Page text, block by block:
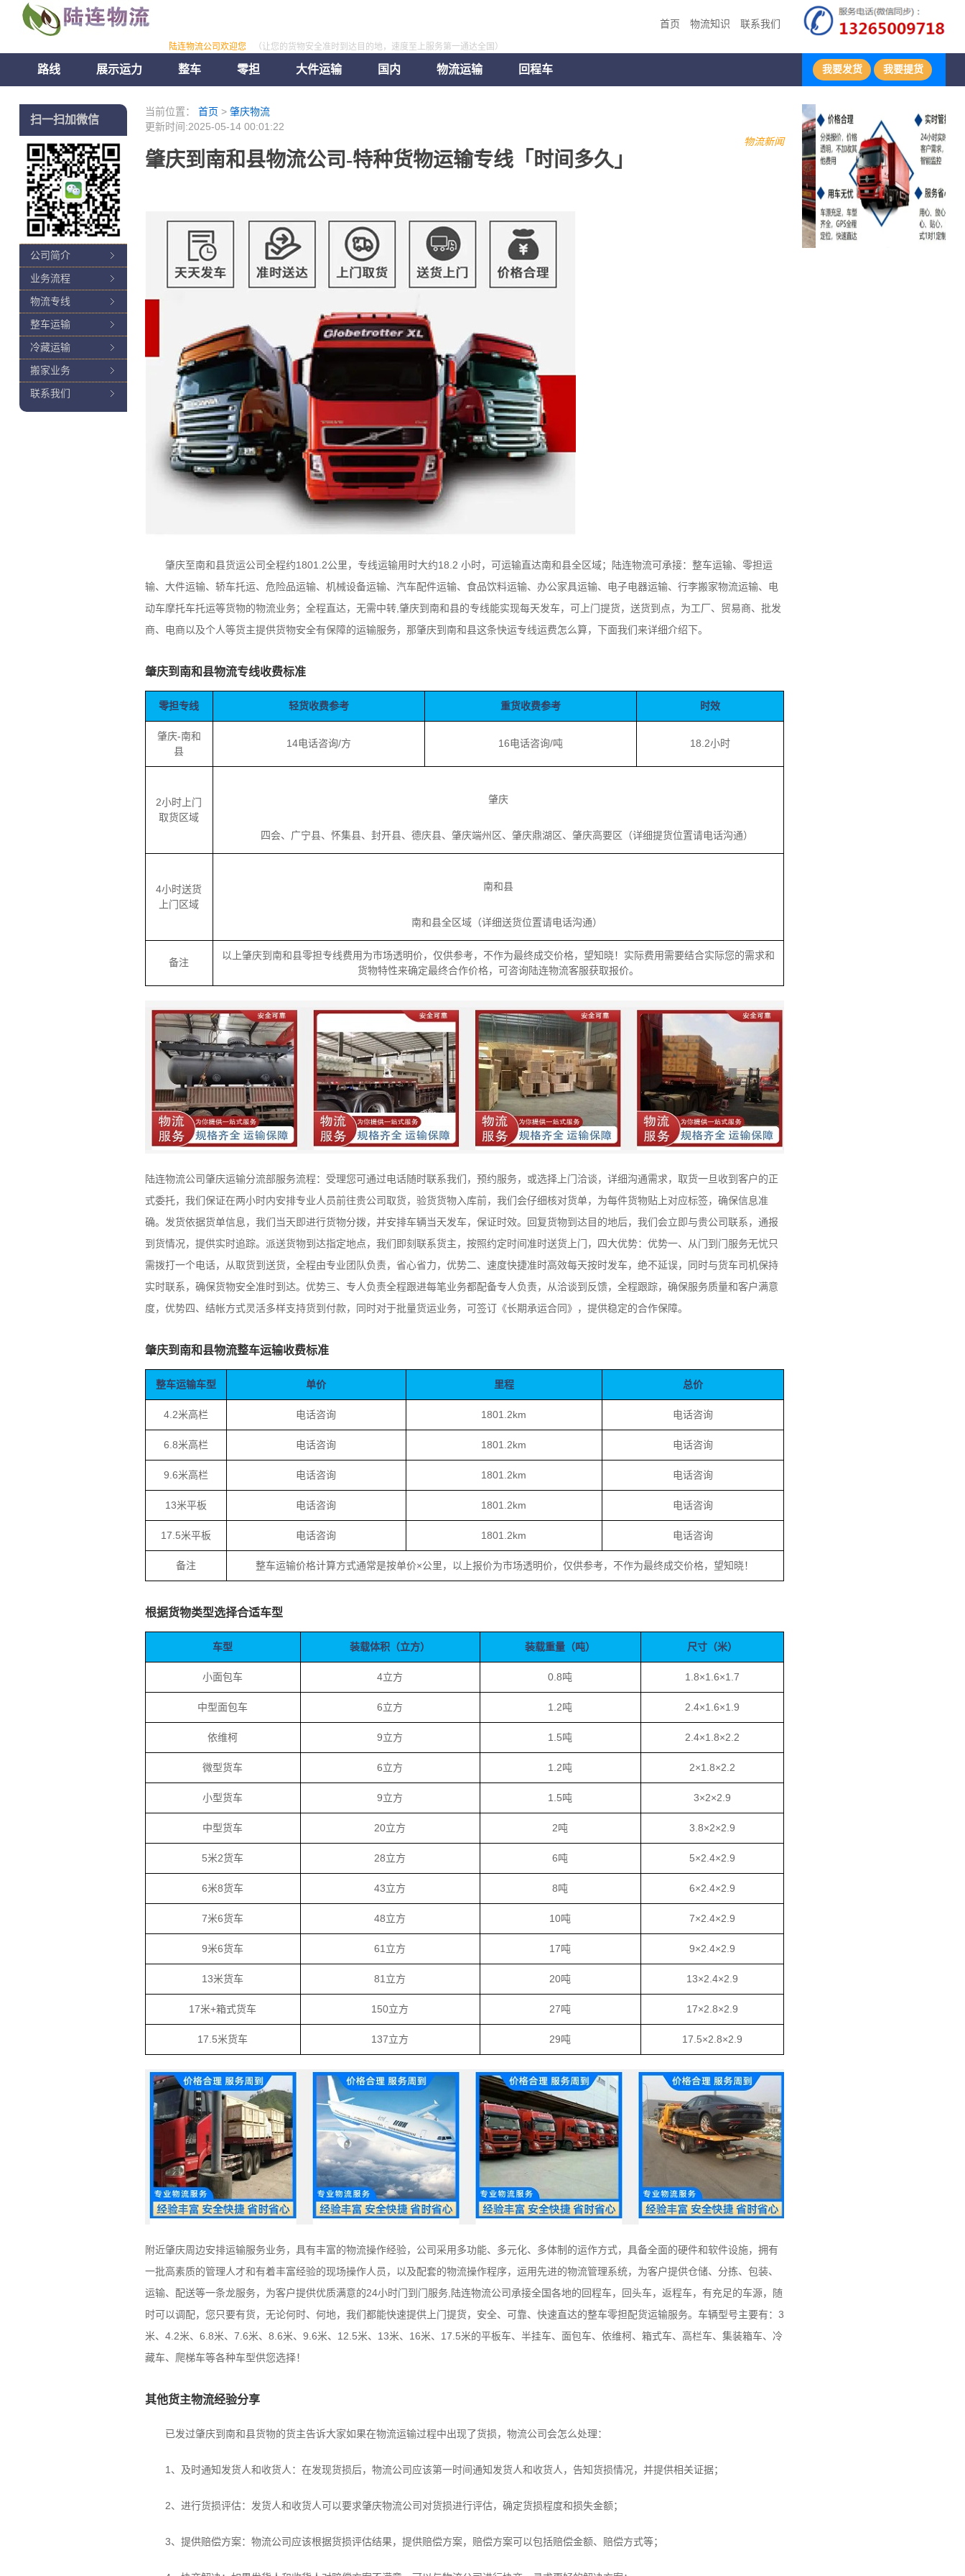
首页 物流知识 联系我们
陆连物流公司欢迎您 （让您的货物安全准时到达目的地，速度至上服务第一通达全国）
路线 展示运力 整车 零担 大件运输 国内 物流运输 回程车 我要发货 我要提货
当前位置： 首页 > 肇庆物流
更新时间:2025-05-14 00:01:22
物流新闻
肇庆到南和县物流公司-特种货物运输专线「时间多久」
肇庆至南和县货运公司全程约1801.2公里，专线运输用时大约18.2 小时，可运输直达南和县全区域；陆连物流可承接：整车运输、零担运
输、大件运输、轿车托运、危险品运输、机械设备运输、汽车配件运输、食品饮料运输、办公家具运输、电子电器运输、行李搬家物流运输、电
动车摩托车托运等货物的物流业务；全程直达，无需中转,肇庆到南和县的专线能实现每天发车，可上门提货，送货到点，为工厂、贸易商、批发
商、电商以及个人等货主提供货物安全有保障的运输服务，那肇庆到南和县这条快运专线运费怎么算，下面我们来详细介绍下。
肇庆到南和县物流专线收费标准
零担专线 轻货收费参考 重货收费参考 时效
肇庆-南和
县
14电话咨询/方 16电话咨询/吨 18.2小时
2小时上门
取货区域
肇庆
四会、广宁县、怀集县、封开县、德庆县、肇庆端州区、肇庆鼎湖区、肇庆高要区（详细提货位置请电话沟通）
4小时送货
上门区域
南和县
南和县全区域（详细送货位置请电话沟通）
备注
以上肇庆到南和县零担专线费用为市场透明价，仅供参考，不作为最终成交价格，望知晓！实际费用需要结合实际您的需求和
货物特性来确定最终合作价格，可咨询陆连物流客服获取报价。
陆连物流公司肇庆运输分流部服务流程：受理您可通过电话随时联系我们，预约服务，或选择上门洽谈，详细沟通需求，取货一旦收到客户的正
式委托，我们保证在两小时内安排专业人员前往贵公司取货，验货货物入库前，我们会仔细核对货单，为每件货物贴上对应标签，确保信息准
确。发货依据货单信息，我们当天即进行货物分拨，并安排车辆当天发车，保证时效。回复货物到达目的地后，我们会立即与贵公司联系，通报
到货情况，提供实时追踪。派送货物到达指定地点，我们即刻联系货主，按照约定时间准时送货上门，四大优势：优势一、从门到门服务无忧只
需拨打一个电话，从取货到送货，全程由专业团队负责，省心省力，优势二、速度快捷准时高效每天按时发车，绝不延误，同时与货车司机保持
实时联系，确保货物安全准时到达。优势三、专人负责全程跟进每笔业务都配备专人负责，从洽谈到反馈，全程跟踪，确保服务质量和客户满意
度，优势四、结帐方式灵活多样支持货到付款，同时对于批量货运业务，可签订《长期承运合同》，提供稳定的合作保障。
肇庆到南和县物流整车运输收费标准
整车运输车型 单价 里程 总价
4.2米高栏 电话咨询 1801.2km 电话咨询
6.8米高栏 电话咨询 1801.2km 电话咨询
9.6米高栏 电话咨询 1801.2km 电话咨询
13米平板 电话咨询 1801.2km 电话咨询
17.5米平板 电话咨询 1801.2km 电话咨询
备注 整车运输价格计算方式通常是按单价×公里，以上报价为市场透明价，仅供参考，不作为最终成交价格，望知晓！
根据货物类型选择合适车型
车型 装载体积（立方） 装载重量（吨） 尺寸（米）
小面包车 4立方 0.8吨 1.8×1.6×1.7
中型面包车 6立方 1.2吨 2.4×1.6×1.9
依维柯 9立方 1.5吨 2.4×1.8×2.2
微型货车 6立方 1.2吨 2×1.8×2.2
小型货车 9立方 1.5吨 3×2×2.9
中型货车 20立方 2吨 3.8×2×2.9
5米2货车 28立方 6吨 5×2.4×2.9
6米8货车 43立方 8吨 6×2.4×2.9
7米6货车 48立方 10吨 7×2.4×2.9
9米6货车 61立方 17吨 9×2.4×2.9
13米货车 81立方 20吨 13×2.4×2.9
17米+箱式货车 150立方 27吨 17×2.8×2.9
17.5米货车 137立方 29吨 17.5×2.8×2.9
附近肇庆周边安排运输服务业务，具有丰富的物流操作经验，公司采用多功能、多元化、多体制的运作方式，具备全面的硬件和软件设施，拥有
一批高素质的管理人才和有着丰富经验的现场操作人员，以及配套的物流操作程序，运用先进的物流管理系统，为客户提供仓储、分拣、包装、
运输、配送等一条龙服务，为客户提供优质满意的24小时门到门服务,陆连物流公司承接全国各地的回程车，回头车，返程车，有充足的车源，随
时可以调配，您只要有货，无论何时、何地，我们都能快速提供上门提货，安全、可靠、快速直达的整车零担配货运输服务。车辆型号主要有：3
米、4.2米、6.8米、7.6米、8.6米、9.6米、12.5米、13米、16米、17.5米的平板车、半挂车、面包车、依维柯、箱式车、高栏车、集装箱车、冷
藏车、爬梯车等各种车型供您选择！
其他货主物流经验分享
已发过肇庆到南和县货物的货主告诉大家如果在物流运输过程中出现了货损，物流公司会怎么处理：
1、及时通知发货人和收货人：在发现货损后，物流公司应该第一时间通知发货人和收货人，告知货损情况，并提供相关证据；
2、进行货损评估：发货人和收货人可以要求肇庆物流公司对货损进行评估，确定货损程度和损失金额；
3、提供赔偿方案：物流公司应该根据货损评估结果，提供赔偿方案，赔偿方案可以包括赔偿金额、赔偿方式等；
扫一扫加微信
公司简介
业务流程
物流专线
整车运输
冷藏运输
搬家业务
联系我们